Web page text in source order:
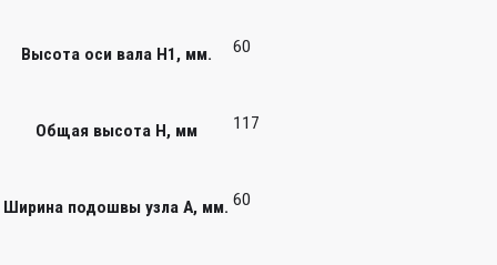
Высота оси вала H1, мм. 60
Общая высота H, мм 117
Ширина подошвы узла А, мм. 60